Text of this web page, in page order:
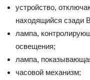
устройство,
находящийся сзади
лампа,
освещения;
лампа,
часовой механизм;